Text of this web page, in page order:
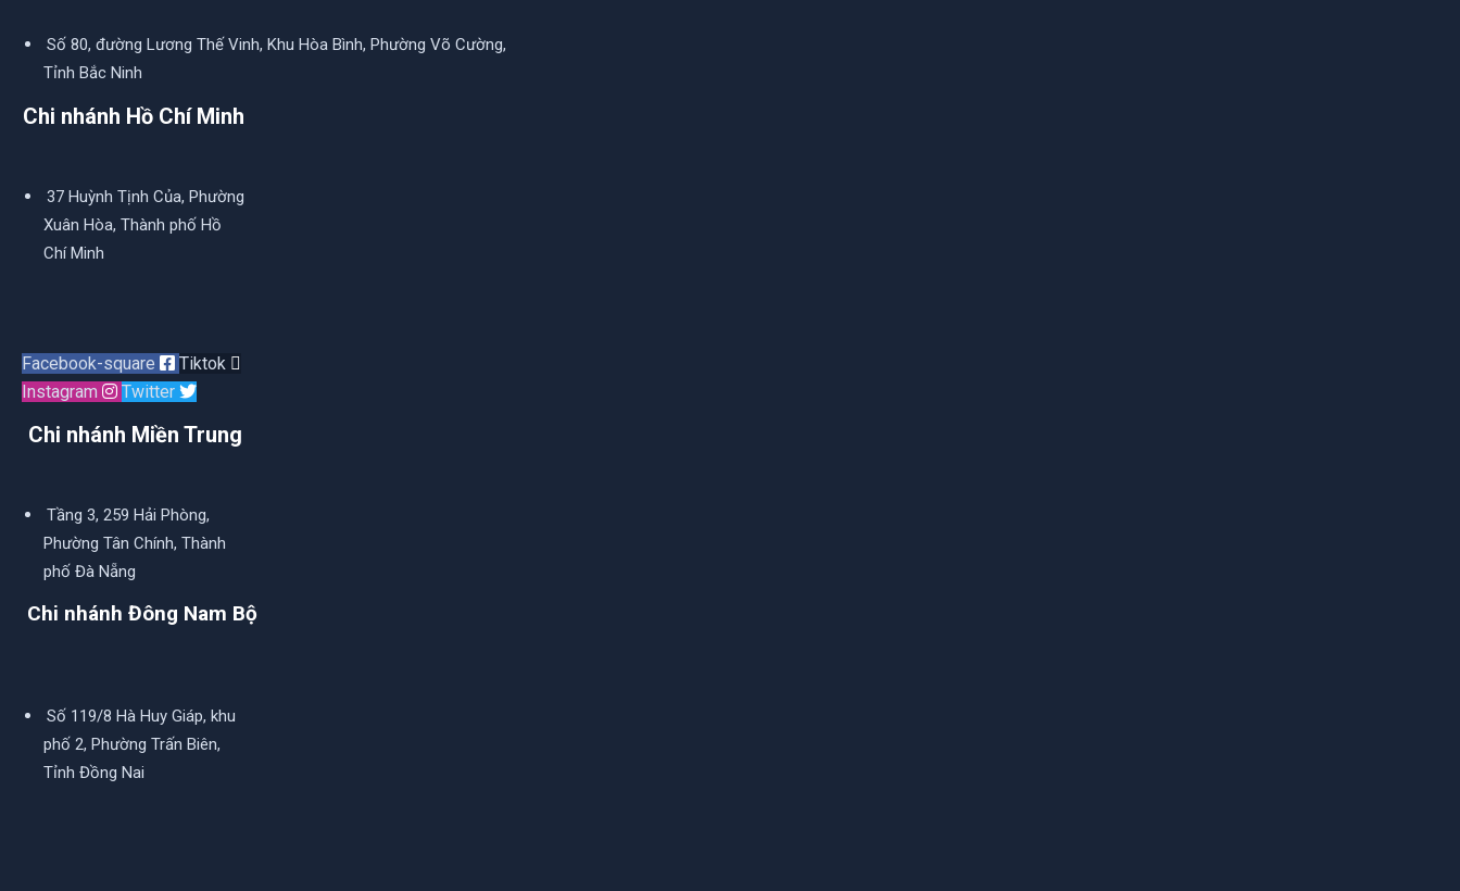
Số 80, đường Lương Thế Vinh, Khu Hòa Bình, Phường Võ Cường,
Tỉnh Bắc Ninh
Chi nhánh Hồ Chí Minh
37 Huỳnh Tịnh Của, Phường
Xuân Hòa, Thành phố Hồ
Chí Minh
Facebook-square
Tiktok
Instagram
Twitter
Chi nhánh Miền Trung
Tầng 3, 259 Hải Phòng,
Phường Tân Chính, Thành
phố Đà Nẵng
Chi nhánh Đông Nam Bộ
Số 119/8 Hà Huy Giáp, khu
phố 2, Phường Trấn Biên,
Tỉnh Đồng Nai